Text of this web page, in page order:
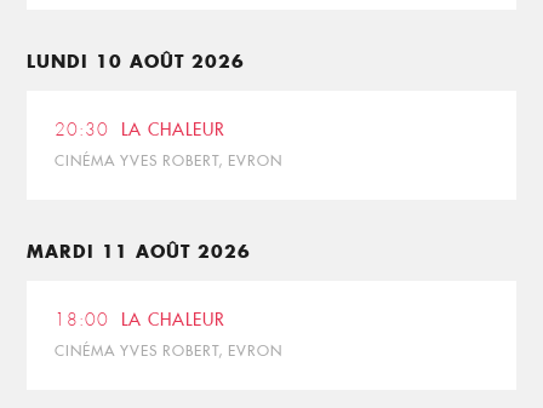
LUNDI 10 AOÛT 2026
20:30 LA CHALEUR
CINÉMA YVES ROBERT, EVRON
MARDI 11 AOÛT 2026
18:00 LA CHALEUR
CINÉMA YVES ROBERT, EVRON